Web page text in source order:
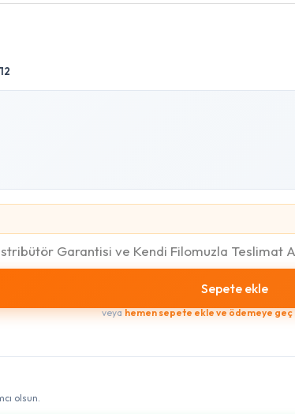
Garantisi ve Kendi Filomuzla Teslimat
Sepete ekle
veyahemen sepete ekle ve ödemeye
olsun.